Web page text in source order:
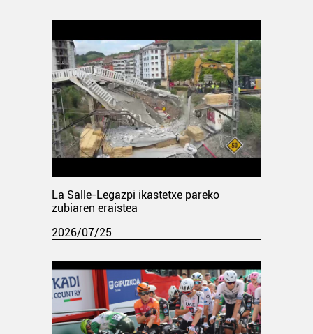
La Salle-Legazpi ikastetxe pareko
zubiaren eraistea
2026/07/25